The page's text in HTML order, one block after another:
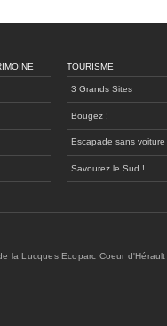
TOURISME
3 Grands Sites
Bougez !
Escapade sans voiture
Savourez le Sud !
la Lucques Ecoparc Coeur